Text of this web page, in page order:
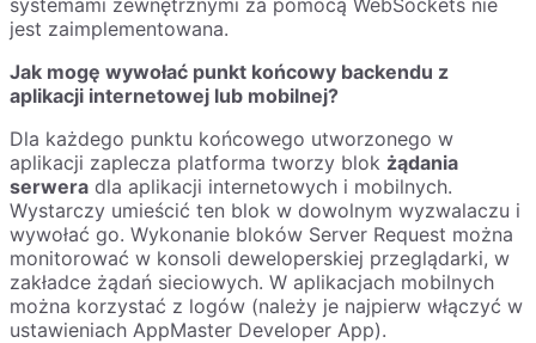
jest zaimplementowana.
Jak mogę wywołać punkt końcowy backendu z
aplikacji internetowej lub mobilnej?
Dla każdego punktu końcowego utworzonego w
aplikacji zaplecza platforma tworzy blok żądania
serwera dla aplikacji internetowych i mobilnych.
Wystarczy umieścić ten blok w dowolnym wyzwalaczu i
wywołać go. Wykonanie bloków Server Request można
monitorować w konsoli deweloperskiej przeglądarki, w
zakładce żądań sieciowych. W aplikacjach mobilnych
można korzystać z logów (należy je najpierw włączyć w
ustawieniach AppMaster Developer App).